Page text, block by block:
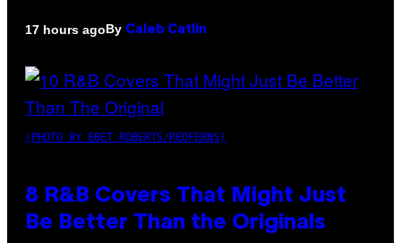
17 hours agoBy Caleb Catlin
(PHOTO BY EBET ROBERTS/REDFERNS)
8 R&B Covers That Might Just
Be Better Than the Originals